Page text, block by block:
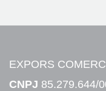
EXPORS
CNPJ 85.279.644/